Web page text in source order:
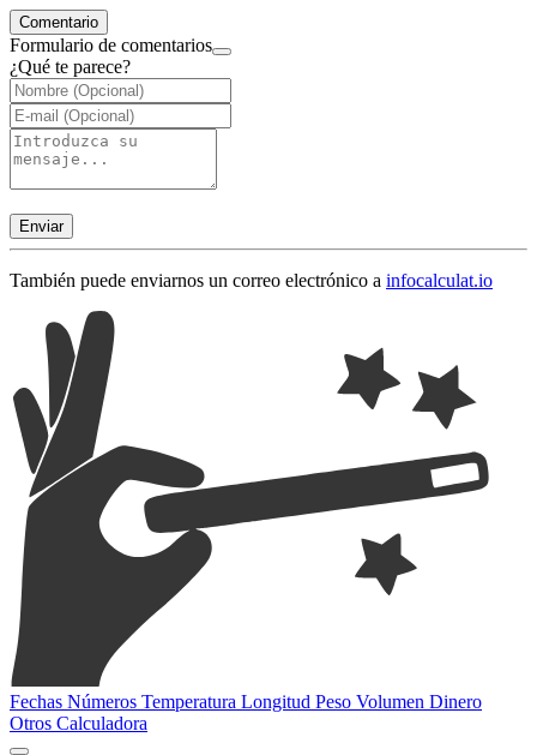
Comentario
Formulario de comentarios
¿Qué te parece?
Enviar
También puede enviarnos un correo electrónico a infocalculat.io
Fechas Números Temperatura Longitud Peso Volumen Dinero
Otros Calculadora